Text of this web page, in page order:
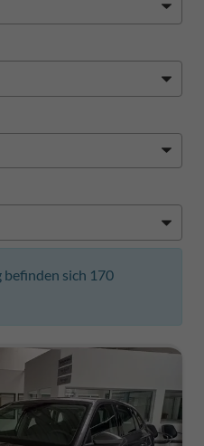
sich 170